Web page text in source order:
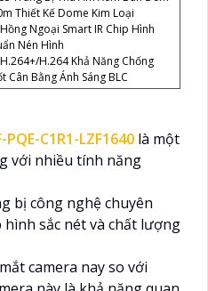
Thiết Kế Dome Kim Loại
Ngoại Smart IR Chip Hình
Nén Hình
H.264 Khả Năng Chống
Cân Bằng Ánh Sáng BLC
PQE-C1R1-LZF1640 là một
với nhiều tính năng
bị công nghệ chuyên
sắc nét và chất lượng
camera nay so với